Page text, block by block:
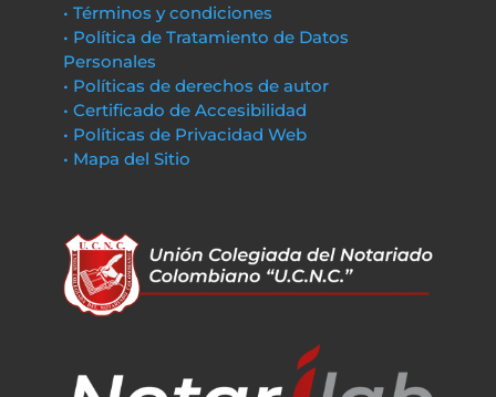
• Términos y condiciones
• Política de Tratamiento de Datos
Personales
• Políticas de derechos de autor
• Certificado de Accesibilidad
• Políticas de Privacidad Web
• Mapa del Sitio